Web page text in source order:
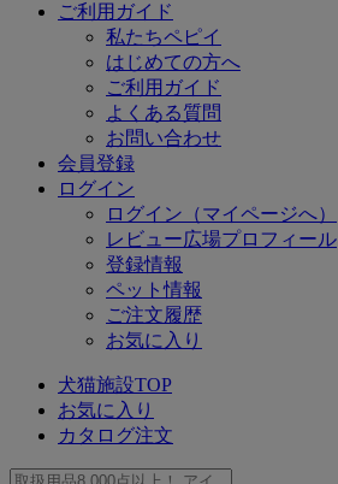
ご利用ガイド
私たちペピイ
はじめての方へ
ご利用ガイド
よくある質問
お問い合わせ
会員登録
ログイン
ログイン（マイページへ）
レビュー広場プロフィール
登録情報
ペット情報
ご注文履歴
お気に入り
犬猫施設TOP
お気に入り
カタログ注文